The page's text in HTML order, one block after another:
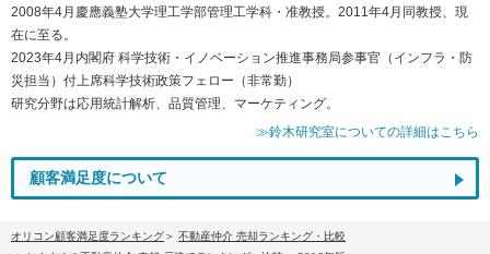
2008年4月慶應義塾大学理工学部管理工学科・准教授。2011年4月同教授、現
在に至る。
2023年4月内閣府 科学技術・イノベーション推進事務局参事官（インフラ・防
災担当）付上席科学技術政策フェロー（非常勤）
研究分野は応用統計解析、品質管理、マーケティング。
≫鈴木研究室についての詳細はこちら
顧客満足度について
オリコン顧客満足度ランキング
不動産仲介 売却ランキング・比較